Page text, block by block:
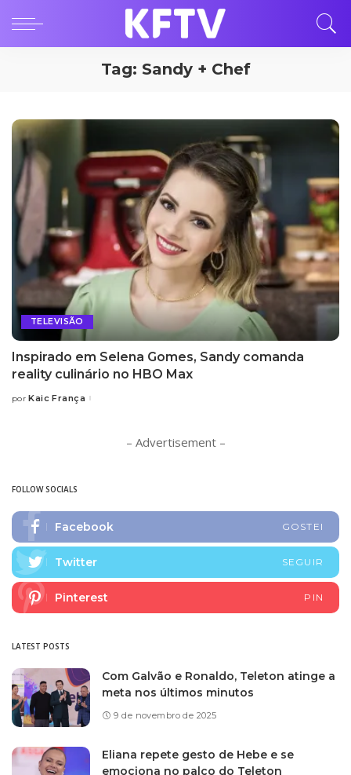
Tag: Sandy + Chef
TELEVISÃO
Inspirado em Selena Gomes, Sandy comanda
reality culinário no HBO Max
Posted
por Kaic França
– Advertisement –
FOLLOW SOCIALS
Facebook GOSTEI
Twitter SEGUIR
Pinterest PIN
LATEST POSTS
Com Galvão e Ronaldo, Teleton atinge a
meta nos últimos minutos
9 de novembro de 2025
Eliana repete gesto de Hebe e se
emociona no palco do Teleton